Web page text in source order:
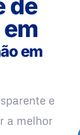
de
em
e
a melhor